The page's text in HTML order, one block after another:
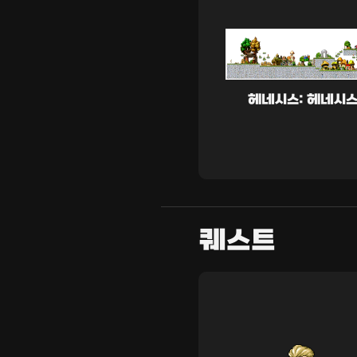
헤네시스: 헤네시스
퀘스트